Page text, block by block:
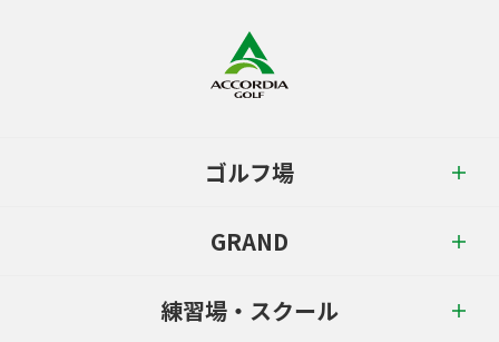
ゴルフ場
GRAND
練習場・スクール